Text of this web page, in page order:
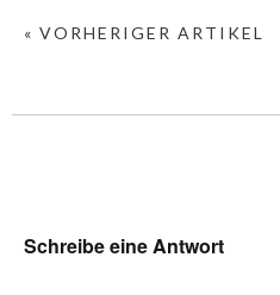
« VORHERIGER ARTIKEL
Schreibe eine Antwort